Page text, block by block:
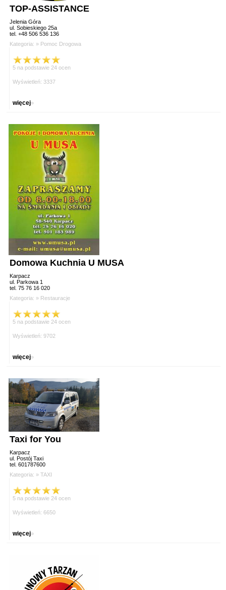
TOP-ASSISTANCE
Jelenia Góra
ul. Sobieskiego 25a
tel. +48 506 536 136
Kategoria: » Pomoc Drogowa
5 na podstawie 24 ocen
Wyświetleń: 3337
więcej»
Domowa Kuchnia U MUSA
Karpacz
ul. Parkowa 1
tel. 75 76 16 020
Kategoria: » Restauracje
5 na podstawie 24 ocen
Wyświetleń: 9702
więcej»
Taxi for You
Karpacz
ul. Postój Taxi
tel. 601787600
Kategoria: » TAXI
5 na podstawie 24 ocen
Wyświetleń: 6650
więcej»